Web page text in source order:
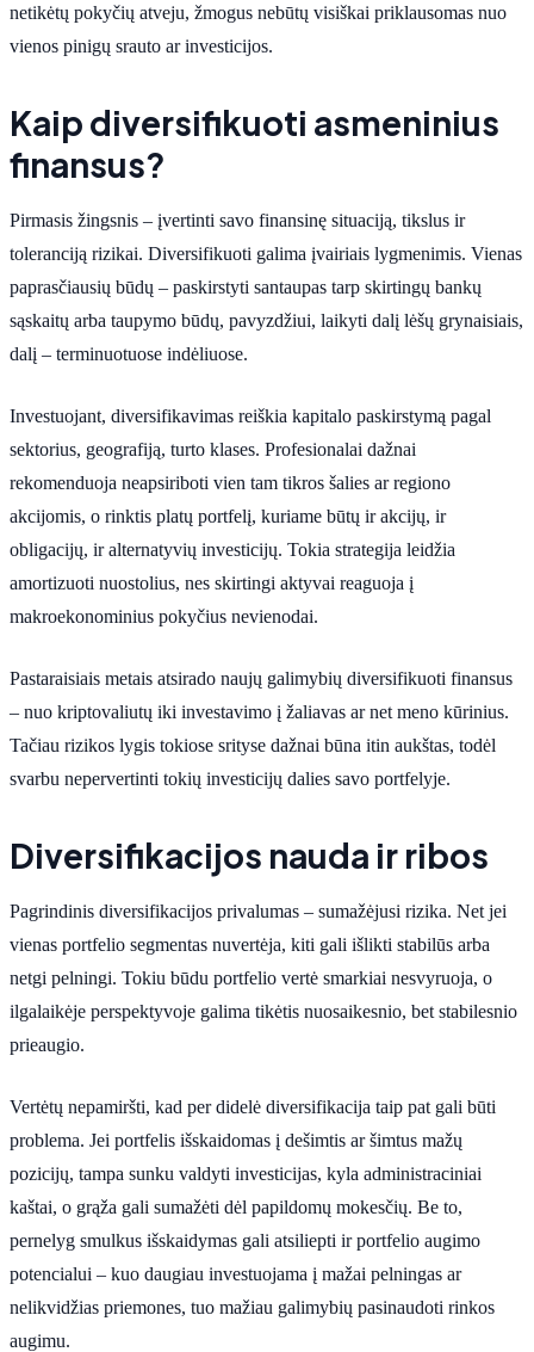
netikėtų pokyčių atveju, žmogus nebūtų visiškai priklausomas nuo
vienos pinigų srauto ar investicijos.
Kaip diversifikuoti asmeninius
finansus?
Pirmasis žingsnis – įvertinti savo finansinę situaciją, tikslus ir
toleranciją rizikai. Diversifikuoti galima įvairiais lygmenimis. Vienas
paprasčiausių būdų – paskirstyti santaupas tarp skirtingų bankų
sąskaitų arba taupymo būdų, pavyzdžiui, laikyti dalį lėšų grynaisiais,
dalį – terminuotuose indėliuose.
Investuojant, diversifikavimas reiškia kapitalo paskirstymą pagal
sektorius, geografiją, turto klases. Profesionalai dažnai
rekomenduoja neapsiriboti vien tam tikros šalies ar regiono
akcijomis, o rinktis platų portfelį, kuriame būtų ir akcijų, ir
obligacijų, ir alternatyvių investicijų. Tokia strategija leidžia
amortizuoti nuostolius, nes skirtingi aktyvai reaguoja į
makroekonominius pokyčius nevienodai.
Pastaraisiais metais atsirado naujų galimybių diversifikuoti finansus
– nuo kriptovaliutų iki investavimo į žaliavas ar net meno kūrinius.
Tačiau rizikos lygis tokiose srityse dažnai būna itin aukštas, todėl
svarbu nepervertinti tokių investicijų dalies savo portfelyje.
Diversifikacijos nauda ir ribos
Pagrindinis diversifikacijos privalumas – sumažėjusi rizika. Net jei
vienas portfelio segmentas nuvertėja, kiti gali išlikti stabilūs arba
netgi pelningi. Tokiu būdu portfelio vertė smarkiai nesvyruoja, o
ilgalaikėje perspektyvoje galima tikėtis nuosaikesnio, bet stabilesnio
prieaugio.
Vertėtų nepamiršti, kad per didelė diversifikacija taip pat gali būti
problema. Jei portfelis išskaidomas į dešimtis ar šimtus mažų
pozicijų, tampa sunku valdyti investicijas, kyla administraciniai
kaštai, o grąža gali sumažėti dėl papildomų mokesčių. Be to,
pernelyg smulkus išskaidymas gali atsiliepti ir portfelio augimo
potencialui – kuo daugiau investuojama į mažai pelningas ar
nelikvidžias priemones, tuo mažiau galimybių pasinaudoti rinkos
augimu.